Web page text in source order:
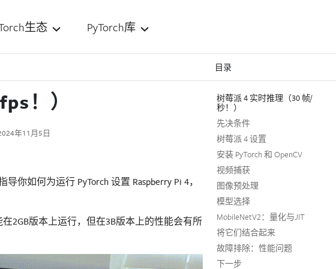
生态 PyTorch库
目录
！）
年11月5日
你如何为运行 PyTorch 设置 Raspberry Pi 4，
2GB版本上运行，但在3B版本上的性能会有所
树莓派 4 实时推理（30 帧/
秒！）
先决条件
树莓派 4 设置
安装 PyTorch 和 OpenCV
视频捕获
图像预处理
模型选择
MobileNetV2：量化与JIT
将它们结合起来
故障排除：性能问题
下一步